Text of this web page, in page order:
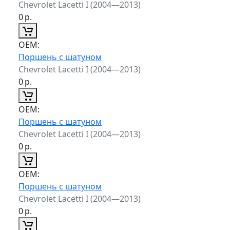
Chevrolet Lacetti I (2004—2013)
0р.
ОЕМ:
Поршень с шатуном
Chevrolet Lacetti I (2004—2013)
0р.
ОЕМ:
Поршень с шатуном
Chevrolet Lacetti I (2004—2013)
0р.
ОЕМ:
Поршень с шатуном
Chevrolet Lacetti I (2004—2013)
0р.